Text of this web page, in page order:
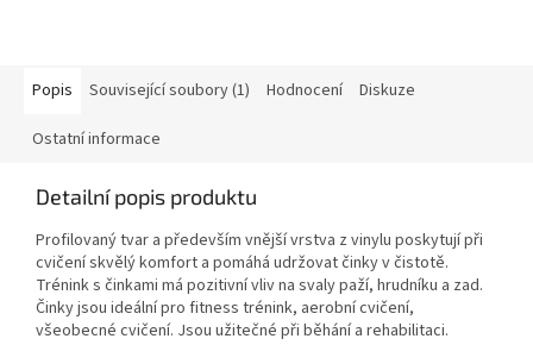
Popis Související soubory (1) Hodnocení Diskuze
Ostatní informace
Detailní popis produktu
Profilovaný tvar a především vnější vrstva z vinylu poskytují při
cvičení skvělý komfort a pomáhá udržovat činky v čistotě.
Trénink s činkami má pozitivní vliv na svaly paží, hrudníku a zad.
Činky jsou ideální pro fitness trénink, aerobní cvičení,
všeobecné cvičení. Jsou užitečné při běhání a rehabilitaci.